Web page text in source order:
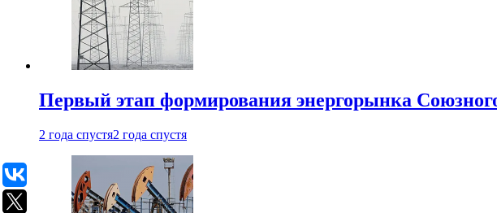
Первый этап формирования энергорынка Союзного
2 года спустя2 года спустя